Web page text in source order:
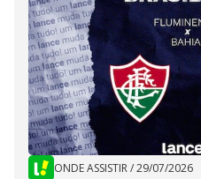
ONDE ASSISTIR/29/07/2026